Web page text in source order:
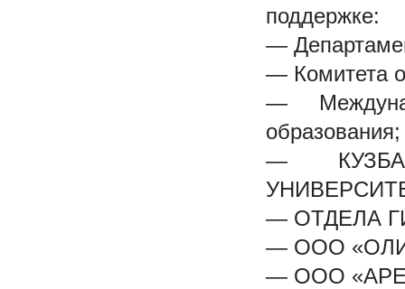
поддержке:
—
— Комитета
—
образования;
—
— ОТДЕЛА
— ООО
— ООО